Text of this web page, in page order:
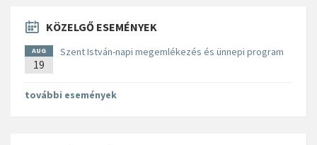
KÖZELGŐ ESEMÉNYEK
AUG
19
Szent István-napi megemlékezés és ünnepi program
további események